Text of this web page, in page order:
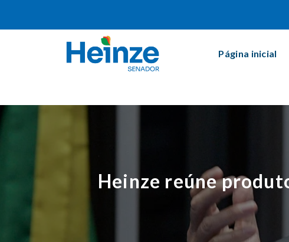
Página inicial
Heinze reúne